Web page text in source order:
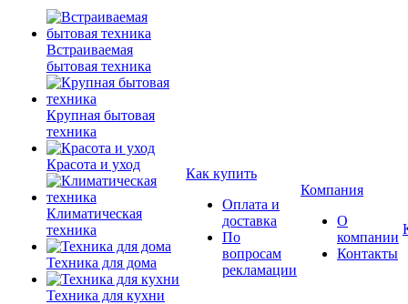
Встраиваемая
бытовая техника
Крупная бытовая
техника
Красота и уход
Климатическая
техника
Техника для дома
Техника для кухни
Как купить
Оплата и
доставка
По
вопросам
рекламации
Компания
О
компании
Контакты